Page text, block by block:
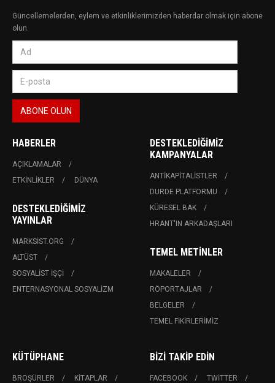
Güncellemelerden, eylem ve etkinliklerimizden haberdar olmak için abone
olun.
HABERLER
AÇIKLAMALAR
ETKINLIKLER
DÜNYA
DESTEKLEDIĞIMIZ
YAYINLAR
MARKSIST.ORG
ALTÜST
SOSYALIST İŞÇI
ENTERNASYONAL SOSYALIZM
DESTEKLEDIĞIMIZ
KAMPANYALAR
ANTIKAPITALISTLER
DURDE PLATFORMU
KÜRESEL BAK
HRANT'IN ARKADAŞLARI
TEMEL METINLER
MAKALELER
RÖPORTAJLAR
BELGELER
TEMEL FIKIRLERIMIZ
KÜTÜPHANE
BROŞÜRLER KITAPLAR
BIZI TAKIP EDIN
FACEBOOK TWITTER